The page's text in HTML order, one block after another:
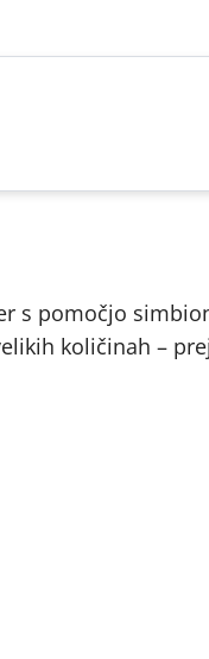
s pomočjo
količinah –